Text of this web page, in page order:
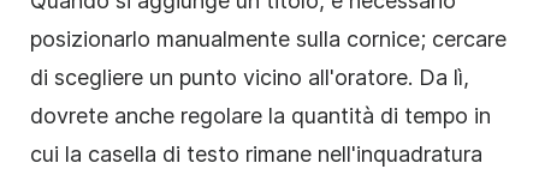
posizionarlo manualmente sulla cornice; cercare
di scegliere un punto vicino all'oratore. Da lì,
dovrete anche regolare la quantità di tempo in
cui la casella di testo rimane nell'inquadratura